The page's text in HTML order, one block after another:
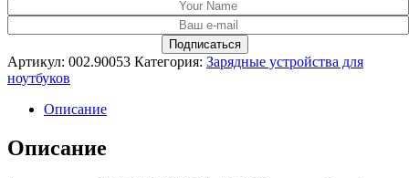
Артикул: 002.90053 Категория: Зарядные устройства для
ноутбуков
Описание
Описание